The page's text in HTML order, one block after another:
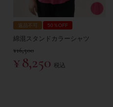
返品不可 50％OFF
綿混スタンドカラーシャツ
¥16,500
¥8,250 税込